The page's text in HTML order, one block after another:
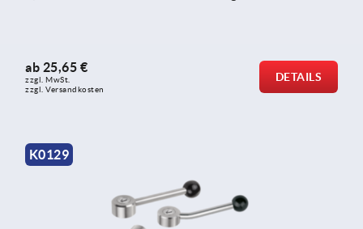
ab 25,65 €
zzgl. MwSt.
zzgl. Versandkosten
DETAILS
K0129